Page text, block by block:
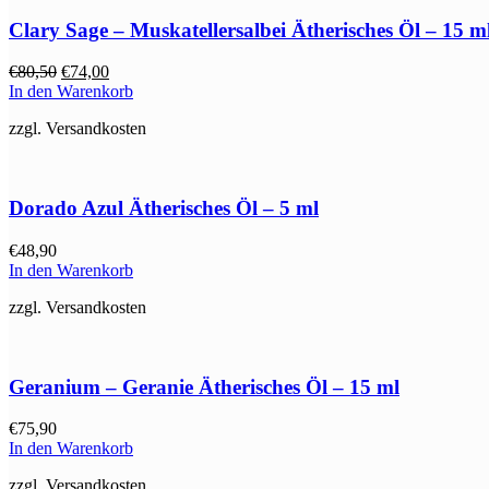
Clary Sage – Muskatellersalbei Ätherisches Öl – 15
€80,50 Ursprünglicher
Preis
€80,50
€74,00Aktueller
Preis
€74,00.
In den Warenkorb
zzgl. Versandkosten
Dorado Azul Ätherisches Öl – 5 ml
€48,90
In den Warenkorb
zzgl. Versandkosten
Geranium – Geranie Ätherisches Öl – 15 ml
€75,90
In den Warenkorb